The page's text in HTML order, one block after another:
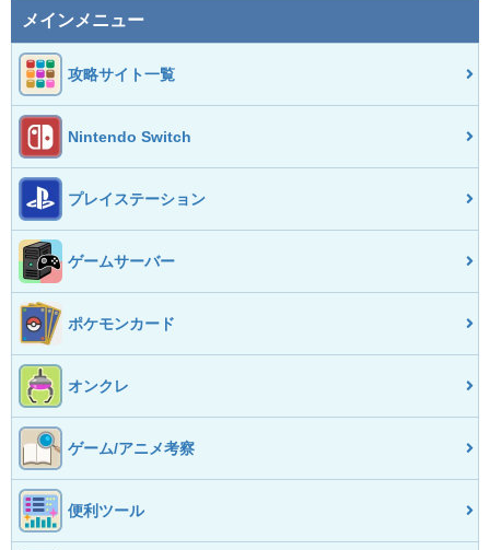
メインメニュー
攻略サイト一覧
Nintendo Switch
プレイステーション
ゲームサーバー
ポケモンカード
オンクレ
ゲーム/アニメ考察
便利ツール